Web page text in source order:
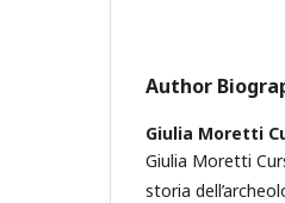
Author
Giulia Moretti
Giulia Moretti
storia